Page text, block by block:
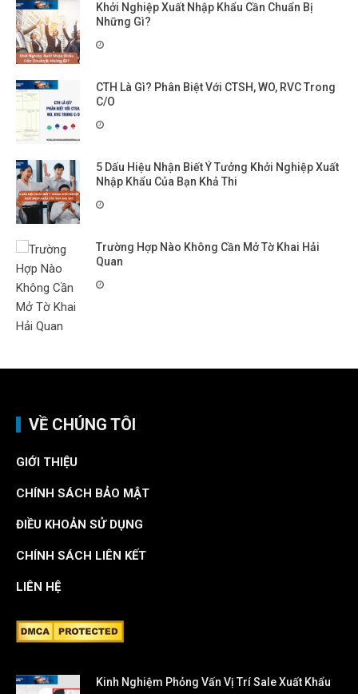
Khởi Nghiệp Xuất Nhập Khẩu Cần Chuẩn Bị
Những Gì?
CTH Là Gì? Phân Biệt Với CTSH, WO, RVC Trong
C/O
5 Dấu Hiệu Nhận Biết Ý Tưởng Khởi Nghiệp Xuất
Nhập Khẩu Của Bạn Khả Thi
Trường Hợp Nào Không Cần Mở Tờ Khai Hải
Quan
VỀ CHÚNG TÔI
GIỚI THIỆU
CHÍNH SÁCH BẢO MẬT
ĐIỀU KHOẢN SỬ DỤNG
CHÍNH SÁCH LIÊN KẾT
LIÊN HỆ
Kinh Nghiệm Phỏng Vấn Vị Trí Sale Xuất Khẩu